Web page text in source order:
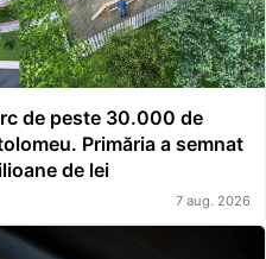
de peste 30.000 de
Primăria a semnat
de lei
7 aug. 2026